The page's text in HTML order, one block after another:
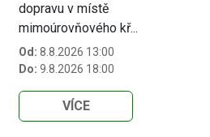
dopravu v místě
mimoúrovňového kř...
Od: 8.8.2026 13:00
Do: 9.8.2026 18:00
VÍCE